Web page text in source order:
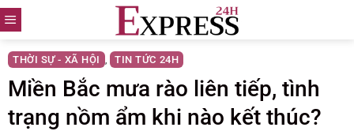
Skip
to
content
THỜI SỰ - XÃ HỘI , TIN TỨC 24H
Miền Bắc mưa rào liên tiếp, tình
trạng nồm ẩm khi nào kết thúc?